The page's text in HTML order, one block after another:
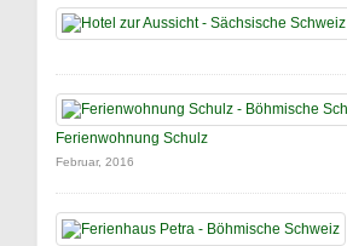
Ferienwohnung Schulz
Februar, 2016